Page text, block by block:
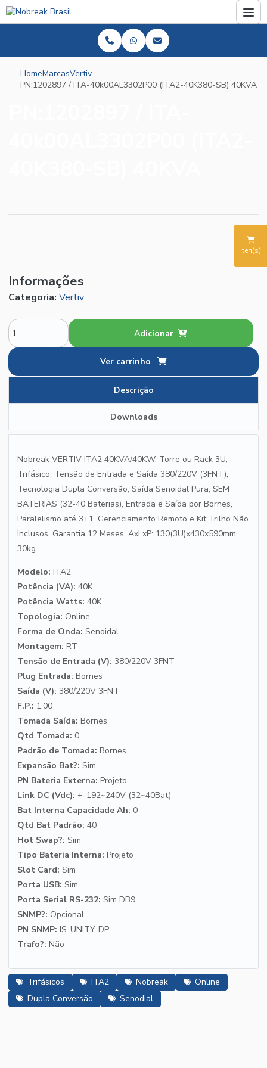
iten(s)
HomeMarcasVertiv
PN:1202897 / ITA-40k00AL3302P00 (ITA2-40K380-SB) 40KVA
Informações
Categoria: Vertiv
Adicionar
Ver carrinho
Descrição
Downloads
Nobreak VERTIV ITA2 40KVA/40KW, Torre ou Rack 3U,
Trifásico, Tensão de Entrada e Saída 380/220V (3FNT),
Tecnologia Dupla Conversão, Saída Senoidal Pura, SEM
BATERIAS (32-40 Baterias), Entrada e Saída por Bornes,
Paralelismo até 3+1. Gerenciamento Remoto e Kit Trilho Não
Inclusos. Garantia 12 Meses, AxLxP: 130(3U)x430x590mm
30kg.
Modelo: ITA2
Potência (VA): 40K
Potência Watts: 40K
Topologia: Online
Forma de Onda: Senoidal
Montagem: RT
Tensão de Entrada (V): 380/220V 3FNT
Plug Entrada: Bornes
Saída (V): 380/220V 3FNT
F.P.: 1,00
Tomada Saída: Bornes
Qtd Tomada: 0
Padrão de Tomada: Bornes
Expansão Bat?: Sim
PN Bateria Externa: Projeto
Link DC (Vdc): +-192~240V (32~40Bat)
Bat Interna Capacidade Ah: 0
Qtd Bat Padrão: 40
Hot Swap?: Sim
Tipo Bateria Interna: Projeto
Slot Card: Sim
Porta USB: Sim
Porta Serial RS-232: Sim DB9
SNMP?: Opcional
PN SNMP: IS-UNITY-DP
Trafo?: Não
Trifásicos ITA2 Nobreak
Online
Dupla Conversão
Senodial